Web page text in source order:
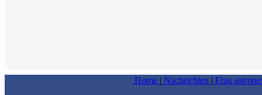
Home | Nachrichten | Frag